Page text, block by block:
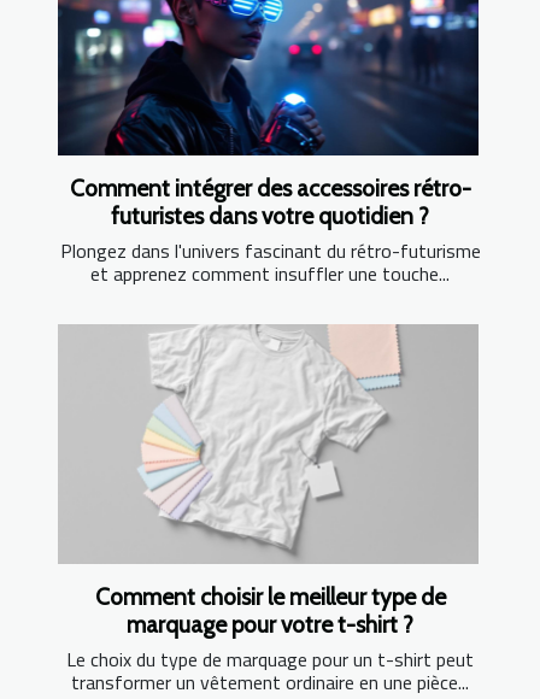
Comment intégrer des accessoires rétro-
futuristes dans votre quotidien ?
Plongez dans l'univers fascinant du rétro-futurisme
et apprenez comment insuffler une touche...
Comment choisir le meilleur type de
marquage pour votre t-shirt ?
Le choix du type de marquage pour un t-shirt peut
transformer un vêtement ordinaire en une pièce...